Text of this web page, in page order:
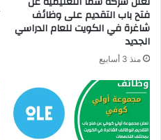
غ
ر
ة
ف
ع
ن
فتح باب التقديم على وظائف
شاغرة في الكويت للعام الدراسي
الجديد
منذ 3 أسابيع